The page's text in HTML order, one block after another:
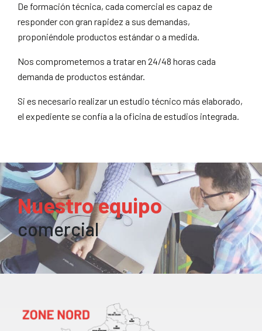
De formación técnica, cada comercial es capaz de
responder con gran rapidez a sus demandas,
proponiéndole productos estándar o a medida.
Nos comprometemos a tratar en 24/48 horas cada
demanda de productos estándar.
Si es necesario realizar un estudio técnico más elaborado,
el expediente se confía a la oficina de estudios integrada.
Nuestro equipo
comercial